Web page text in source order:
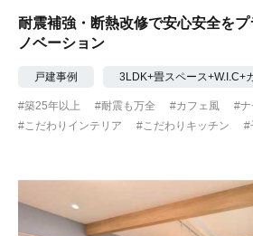
耐震補強・断熱改修で安心安全を
ノベーション
戸建事例 3LDK+畳スペース+W.I.C+
#築25年以上 #耐震も万全 #カフェ風
#
#こだわりインテリア
#こだわりキッチン #